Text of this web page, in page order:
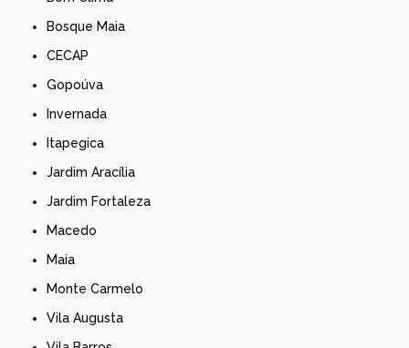
Bosque Maia
CECAP
Gopoúva
Invernada
Itapegica
Jardim Aracília
Jardim Fortaleza
Macedo
Maia
Monte Carmelo
Vila Augusta